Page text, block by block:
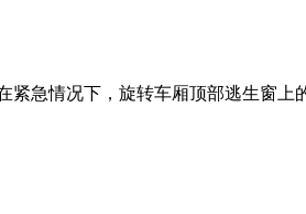
急情况下，旋转车厢顶部逃生窗